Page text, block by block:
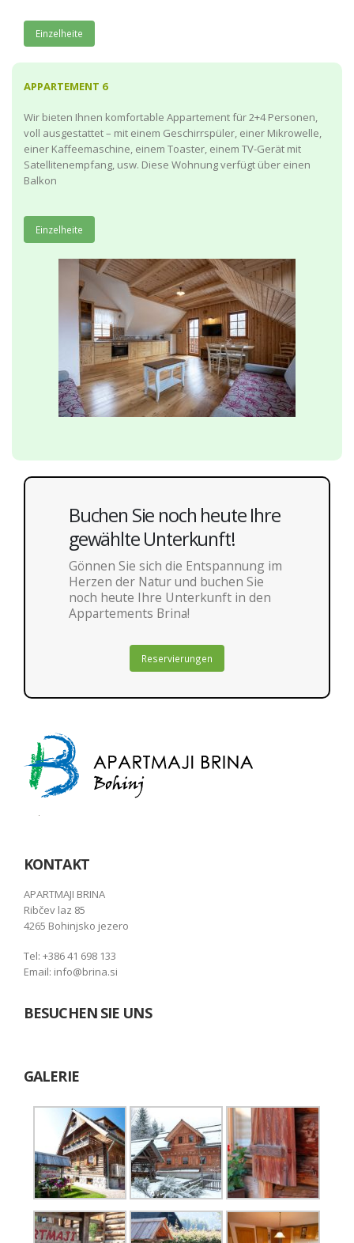
Einzelheite
APPARTEMENT 6
Wir bieten Ihnen komfortable Appartement für 2+4 Personen,
voll ausgestattet – mit einem Geschirrspüler, einer Mikrowelle,
einer Kaffeemaschine, einem Toaster, einem TV-Gerät mit
Satellitenempfang, usw. Diese Wohnung verfügt über einen
Balkon
Einzelheite
Buchen Sie noch heute Ihre
gewählte Unterkunft!
Gönnen Sie sich die Entspannung im
Herzen der Natur und buchen Sie
noch heute Ihre Unterkunft in den
Appartements Brina!
Reservierungen
KONTAKT
APARTMAJI BRINA
Ribčev laz 85
4265 Bohinjsko jezero
Tel: +386 41 698 133
Email: info@brina.si
BESUCHEN SIE UNS
GALERIE